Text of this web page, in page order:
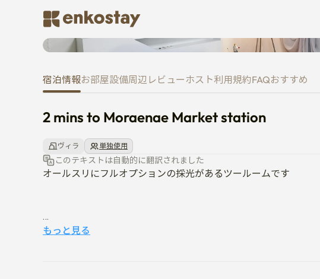
2 mins to Moraenae Market station
宿泊情報お部屋設備周辺 レビュー ホスト利用規約FAQおすすめ
2 mins to Moraenae Market station
ヴィラ 単独使用
このテキストは自動的に翻訳されました
オールスリにフルオプションの採光があるツールームです
隣人を配慮するためにペット、パーティー禁止
もっと見る